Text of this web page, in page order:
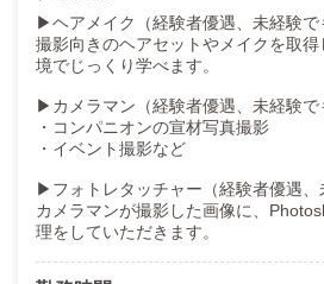
▶ヘアメイク（経験者優遇、未経験で
撮影向きのヘアセットやメイクを取
境でじっくり学べます。
▶カメラマン（経験者優遇、未経験で
・コンパニオンの宣材写真撮影
・イベント撮影など
▶フォトレタッチャー（経験者優遇、
カメラマンが撮影した画像に、
理をしていただきます。